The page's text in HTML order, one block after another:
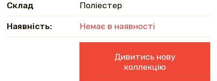
Склад Поліестер
Наявність: Немає в наявності
Дивитись нову
коллекцію